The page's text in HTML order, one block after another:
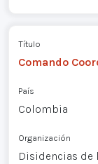
Título
Comando
País
Colombia
Organización
Disidencias de